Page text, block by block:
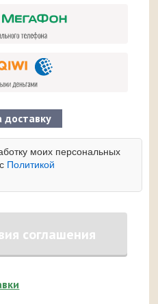
доставку
моих персональных
Политикой
соглашения